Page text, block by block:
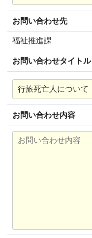
お問い合わせ先
福祉推進課
お問い合わせタイトル
お問い合わせ内容